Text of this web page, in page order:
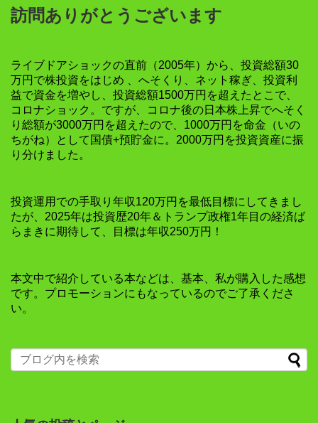
訪問ありがとうございます
ライブドアショックの直前（2005年）から、投資総額30
万円で株投資をはじめ 、へそくり、ネット稼ぎ、投資利
益で資金を増やし、投資総額1500万円を超えたとこで、
コロナショック。ですが、コロナ後の日本株上昇でへそく
り総額が3000万円を超えたので、1000万円を命金（いの
ちがね）として国債+預貯金に。2000万円を投資資産に振
り分けました。
投資運用での手取り年収120万円を最低目標にしてきまし
たが、2025年は投資歴20年＆トランプ政権1年目の経済ば
らまきに期待して、目標は年収250万円！
本文中で紹介している本などは、基本、私が購入した感想
です。プロモーションにもなっているのでご了承くださ
い。